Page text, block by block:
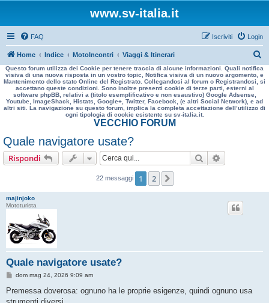
www.sv-italia.it
FAQ Login
Iscriviti
Home Indice MotoIncontri Viaggi & Itinerari
e
r
a
Questo forum utilizza dei Cookie per tenere traccia di alcune informazioni. Quali notifica
visiva di una nuova risposta in un vostro topic, Notifica visiva di un nuovo argomento, e
Mantenimento dello stato Online del Registrato. Collegandosi al forum o Registrandosi, si
accettano queste condizioni. Sono inoltre presenti cookie di terze parti, esterni al
software phpBB, relativi a (titolo esemplificativo e non esaustivo) Google Adsense,
Youtube, ImageShack, Histats, Google+, Twitter, Facebook, (e altri Social Network), e ad
altri siti. La navigazione su questo forum, implica la completa accettazione dell’utilizzo di
ogni tipologia di cookie esistente su sv-italia.it.
VECCHIO FORUM
Quale navigatore usate?
Rispondi Cerca
22 messaggi 1 2
majinjoko
Mototurista
Quale navigatore usate?
M
s
dom mag 24, 2026 9:09 am
Premessa doverosa: ognuno ha le proprie esigenze, quindi ognuno usa